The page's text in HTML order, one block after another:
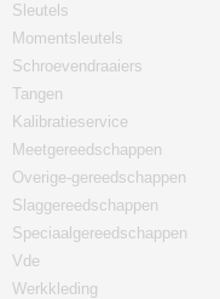
Sleutels
Momentsleutels
Schroevendraaiers
Tangen
Kalibratieservice
Meetgereedschappen
Overige-gereedschappen
Slaggereedschappen
Speciaalgereedschappen
Vde
Werkkleding